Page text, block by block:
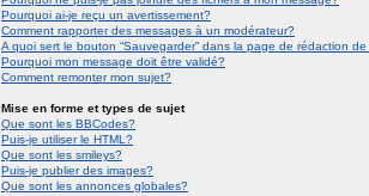
Pourquoi ai-je reçu un avertissement?
Comment rapporter des messages à un modérateur?
A quoi sert le bouton “Sauvegarder” dans la page de rédaction
Pourquoi mon message doit être validé?
Comment remonter mon sujet?
Mise en forme et types de sujet
Que sont les BBCodes?
Puis-je utiliser le HTML?
Que sont les smileys?
Puis-je publier des images?
Que sont les annonces globales?